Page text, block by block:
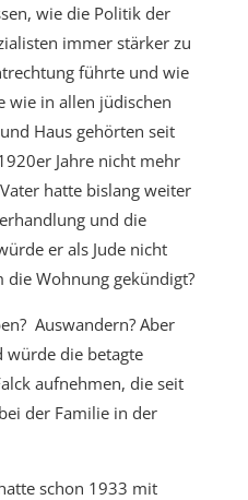
wie die Politik der
immer stärker zu
führte und wie
wie in allen jüdischen
Haus gehörten seit
Jahre nicht mehr
hatte bislang weiter
und die
er als Jude nicht
die Wohnung gekündigt?
Auswandern? Aber
würde die betagte
aufnehmen, die seit
der Familie in der
schon 1933 mit